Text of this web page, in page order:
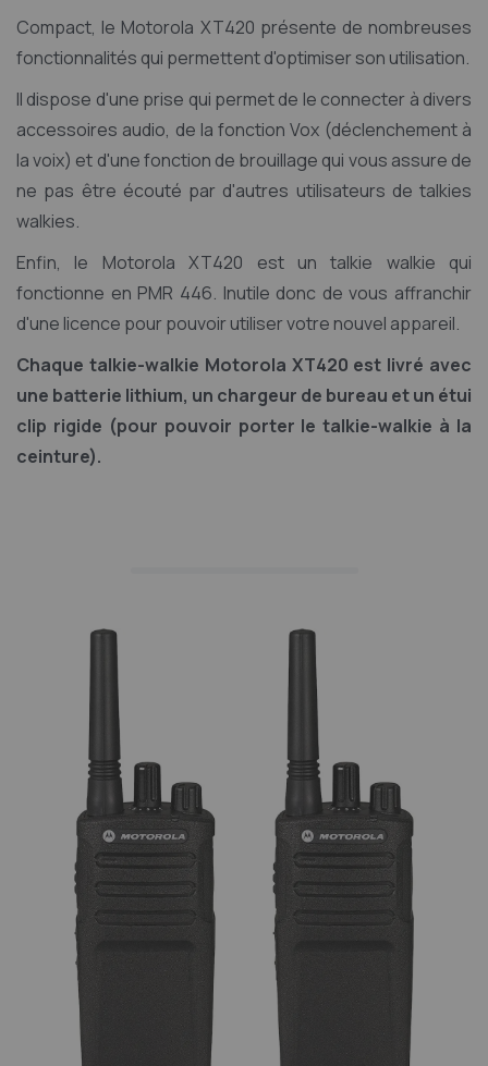
Compact, le Motorola XT420 présente de nombreuses
fonctionnalités qui permettent d'optimiser son utilisation.
Il dispose d'une prise qui permet de le connecter à divers
accessoires audio, de la fonction Vox (déclenchement à
la voix) et d'une fonction de brouillage qui vous assure de
ne pas être écouté par d'autres utilisateurs de talkies
walkies.
Enfin, le Motorola XT420 est un talkie walkie qui
fonctionne en PMR 446. Inutile donc de vous affranchir
d'une licence pour pouvoir utiliser votre nouvel appareil.
Chaque talkie-walkie Motorola XT420 est livré avec
une batterie lithium, un chargeur de bureau et un étui
clip rigide (pour pouvoir porter le talkie-walkie à la
ceinture).